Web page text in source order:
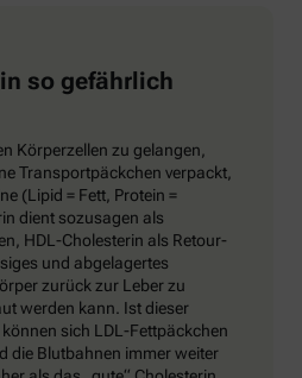
so gefährlich
Körperzellen zu gelangen,
Transportpäckchen verpackt,
(Lipid = Fett, Protein =
dient sozusagen als
HDL-Cholesterin als Retour-
und abgelagertes
zurück zur Leber zu
werden kann. Ist dieser
sich LDL-Fettpäckchen
die Blutbahnen immer weiter